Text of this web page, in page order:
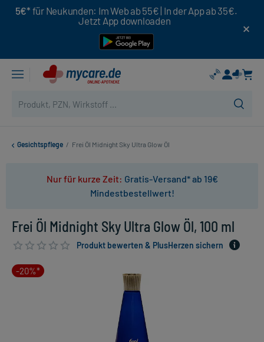
5€* für Neukunden: Im Web ab 55€ | In der App ab 35€.
Jetzt App downloaden
Gesichtspflege / Frei Öl Midnight Sky Ultra Glow Öl
Nur für kurze Zeit: Gratis-Versand* ab 19€
Mindestbestellwert!
Frei Öl Midnight Sky Ultra Glow Öl, 100 ml
Produkt bewerten & PlusHerzen sichern
-20%*